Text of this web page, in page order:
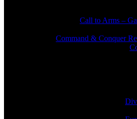
Call to Arms –
Command & Conquer